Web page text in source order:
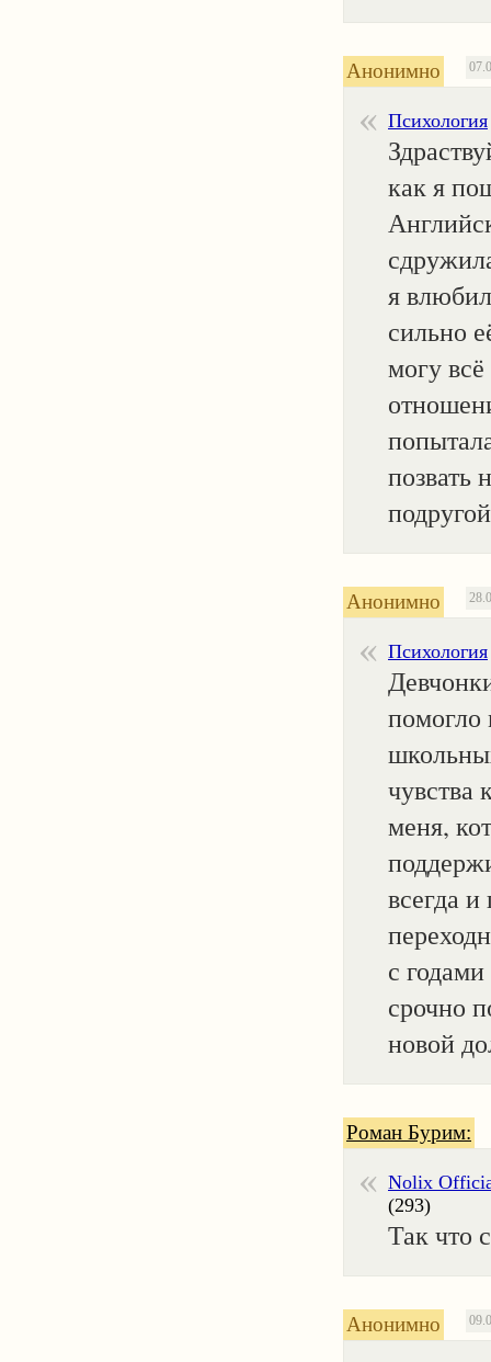
Анонимно
Психология
как я
я
сильно
могу
позвать
Анонимно
Психология
помогло
чувства
меня,
всегда
с
срочно
новой
Роман Бурим:
Nolix
(293)
Так что
Анонимно